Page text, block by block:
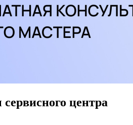
центра